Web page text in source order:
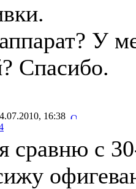
У
Спасибо.
16:38
сравню с